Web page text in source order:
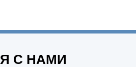
С НАМИ